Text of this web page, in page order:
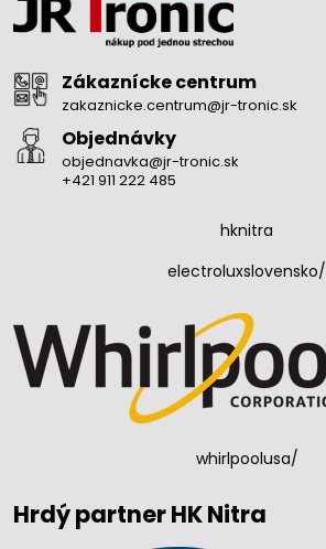
Zákaznícke centrum
zakaznicke.centrum@jr-tronic.sk
Objednávky
objednavka@jr-tronic.sk
+421 911 222 485
hknitra
electroluxslovensko/
whirlpoolusa/
Hrdý partner HK Nitra